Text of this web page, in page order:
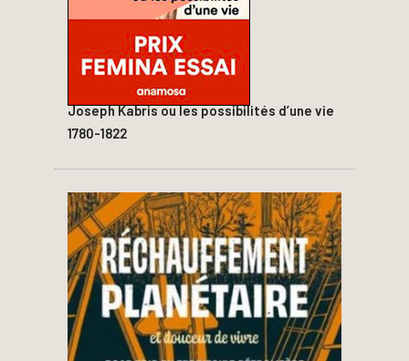
Joseph Kabris ou les possibilités d’une vie
1780-1822